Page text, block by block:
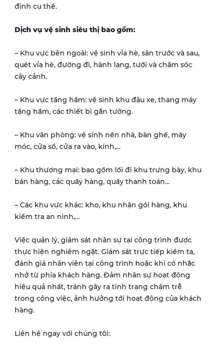
định cụ thể.
Dịch vụ vệ sinh siêu thị bao gồm:
– Khu vực bên ngoài: vệ sinh vỉa hè, sân trước và sau,
quét vỉa hè, đường đi, hành lang, tưới và chăm sóc
cây cảnh.
– Khu vực tầng hầm: vệ sinh khu đậu xe, thang máy
tầng hầm, các thiết bị gắn tường.
– Khu văn phòng: vệ sinh nền nhà, bàn ghế, máy
móc, cửa sổ, cửa ra vào, kính,…
– Khu thương mại: bao gồm lối đi khu trưng bày, khu
bán hàng, các quầy hàng, quầy thanh toán…
– Các khu vực khác: kho, khu nhận gói hàng, khu
kiểm tra an ninh,…
Việc quản lý, giám sát nhân sự tại công trình được
thực hiện nghiêm ngặt. Giám sát trực tiếp kiểm ta,
đánh giá nhân viên tại công trình hoặc khi có nhắc
nhở từ phía khách hàng. Đảm nhân sự hoạt động
hiệu quả nhất, tránh gây ra tình trạng chậm trễ
trong công việc, ảnh hưởng tới hoạt động của khách
hàng.
Liên hệ ngay với chúng tôi: